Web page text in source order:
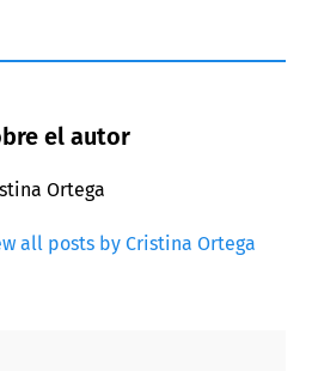
el autor
Ortega
all posts by Cristina Ortega